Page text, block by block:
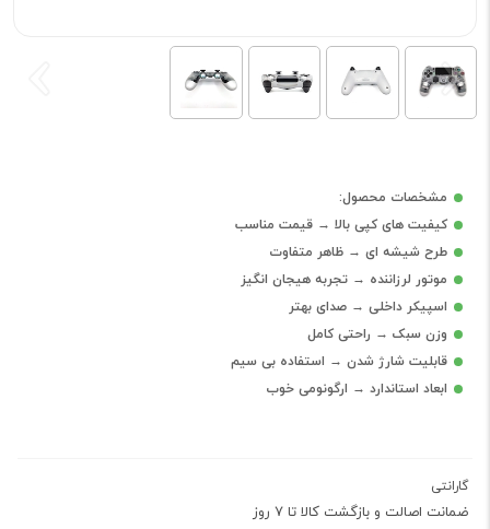
مشخصات محصول:
کیفیت های کپی بالا → قیمت مناسب
طرح شیشه ای → ظاهر متفاوت
موتور لرزاننده → تجربه هیجان انگیز
اسپیکر داخلی → صدای بهتر
وزن سبک → راحتی کامل
قابلیت شارژ شدن → استفاده بی سیم
ابعاد استاندارد → ارگونومی خوب
گارانتی
ضمانت اصالت و بازگشت کالا تا 7 روز